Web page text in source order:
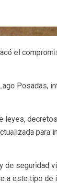
el
Posadas,
leyes,
para
de seguridad
a este tipo de